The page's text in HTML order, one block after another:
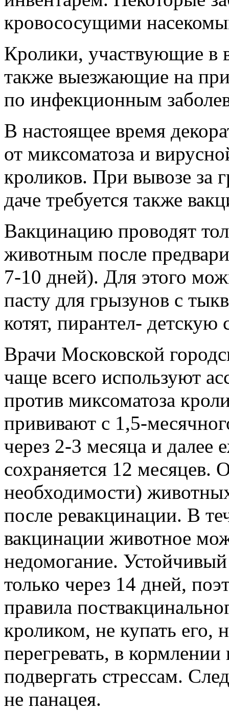
кровососущими
Кролики, участвующие в
также выезжающие на
по инфекционным
В настоящее время
от миксоматоза и
кроликов. При вывозе за
даче требуется также
Вакцинацию проводят
животным после
7-10 дней). Для этого
пасту для грызунов с
котят, пирантел- детскую
Врачи Московской
чаще всего используют
против миксоматоза
прививают с 1,5-
через 2-3 месяца и далее
сохраняется 12 месяцев.
необходимости)
после ревакцинации. В
вакцинации животное
недомогание.
только через 14 дней,
правила
кроликом, не купать его,
перегревать, в
подвергать стрессам.
не панацея.